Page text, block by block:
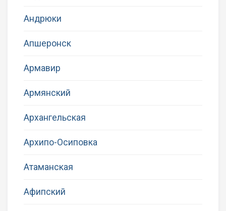
Андрюки
Апшеронск
Армавир
Армянский
Архангельская
Архипо-Осиповка
Атаманская
Афипский